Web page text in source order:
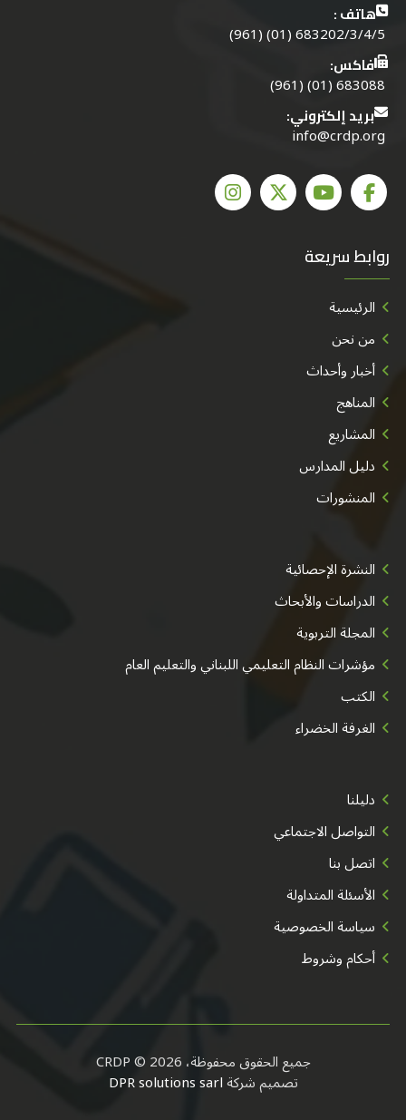
هاتف :
683202/3/4/5 (01) (961)
فاكس:
683088 (01) (961)
بريد إلكتروني:
info@crdp.org
روابط سريعة
الرئيسية
من نحن
أخبار وأحداث
المناهج
المشاريع
دليل المدارس
المنشورات
النشرة الإحصائية
الدراسات والأبحاث
المجلة التربوية
مؤشرات النظام التعليمي اللبناني والتعليم العام
الكتب
الغرفة الخضراء
دليلنا
التواصل الاجتماعي
اتصل بنا
الأسئلة المتداولة
سياسة الخصوصية
أحكام وشروط
جميع الحقوق محفوظة، CRDP © 2026
تصميم شركةDPR solutions sarl